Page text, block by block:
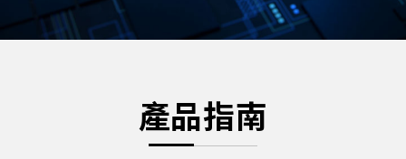
產品指南